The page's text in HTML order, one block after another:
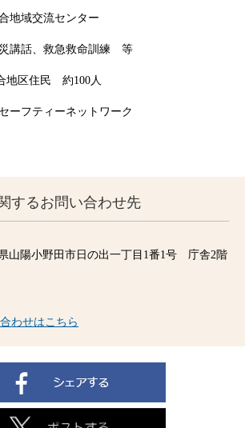
交流センター
、救急救命訓練 等
住民 約100人
フティーネットワーク
するお問い合わせ先
山陽小野田市日の出一丁目1番1号 庁舎2階
わせはこちら